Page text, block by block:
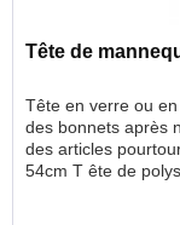
Tête de
Tête en verre ou
des bonnets après
des articles
54cm T ête de